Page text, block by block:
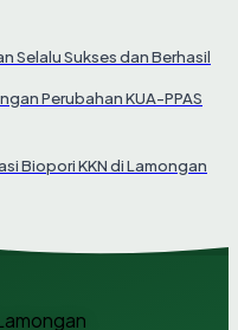
Selalu Sukses dan Berhasil
Perubahan KUA-PPAS
Biopori KKN di Lamongan